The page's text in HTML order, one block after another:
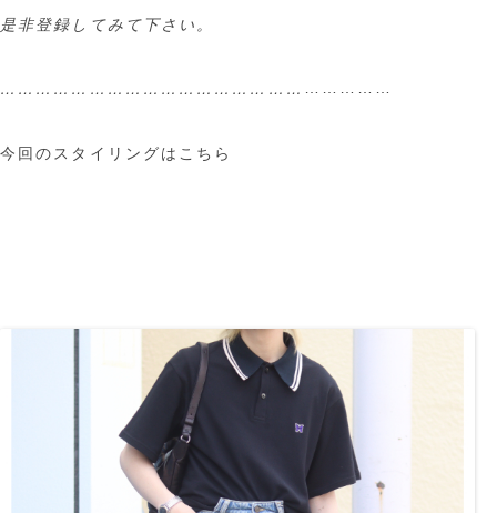
是非登録してみて下さい。
…………………………………………… ……………
今回のスタイリングはこちら